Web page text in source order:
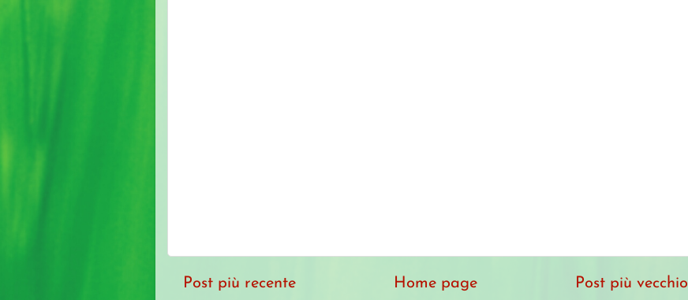
Post più recente Post più vecchio
Home page